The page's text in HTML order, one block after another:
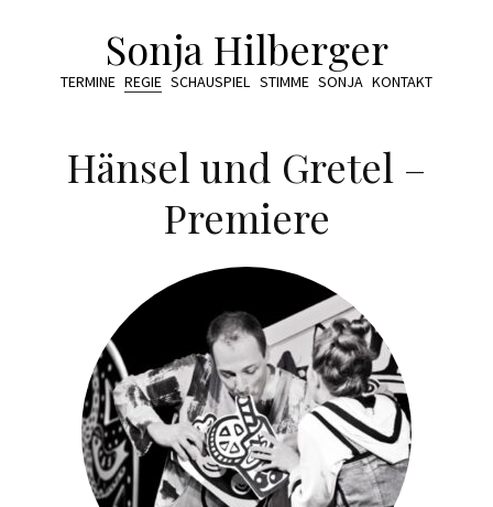
Sonja Hilberger
TERMINE REGIE SCHAUSPIEL STIMME SONJA KONTAKT
Hänsel und Gretel –
Premiere